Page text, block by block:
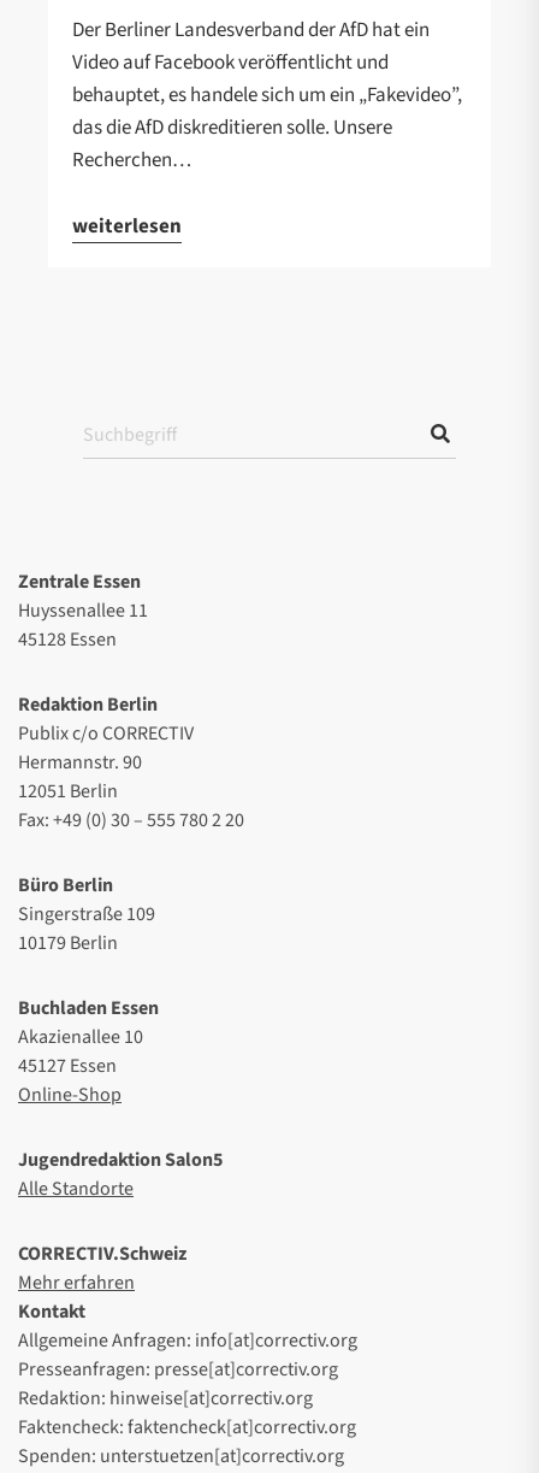
Der Berliner Landesverband der AfD hat ein
Video auf Facebook veröffentlicht und
behauptet, es handele sich um ein „Fakevideo”,
das die AfD diskreditieren solle. Unsere
Recherchen…
weiterlesen
Zentrale Essen
Huyssenallee 11
45128 Essen
Redaktion Berlin
Publix c/o CORRECTIV
Hermannstr. 90
12051 Berlin
Fax: +49 (0) 30 – 555 780 2 20
Büro Berlin
Singerstraße 109
10179 Berlin
Buchladen Essen
Akazienallee 10
45127 Essen
Online-Shop
Jugendredaktion Salon5
Alle Standorte
CORRECTIV.Schweiz
Mehr erfahren
Kontakt
Allgemeine Anfragen: info[at]correctiv.org
Presseanfragen: presse[at]correctiv.org
Redaktion: hinweise[at]correctiv.org
Faktencheck: faktencheck[at]correctiv.org
Spenden: unterstuetzen[at]correctiv.org